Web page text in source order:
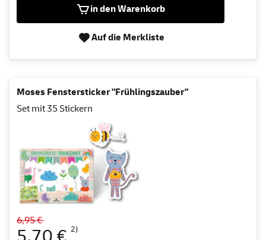
in den Warenkorb
Auf die Merkliste
Moses Fenstersticker "Frühlingszauber"
Set mit 35 Stickern
6,95 €
2)